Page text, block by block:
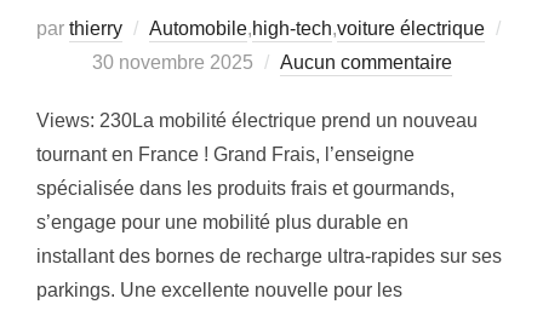
par thierry Automobile,high-tech,voiture électrique
Publié
30 novembre 2025 Aucun commentaire
Views: 230La mobilité électrique prend un nouveau
tournant en France ! Grand Frais, l’enseigne
spécialisée dans les produits frais et gourmands,
s’engage pour une mobilité plus durable en
installant des bornes de recharge ultra-rapides sur ses
parkings. Une excellente nouvelle pour les